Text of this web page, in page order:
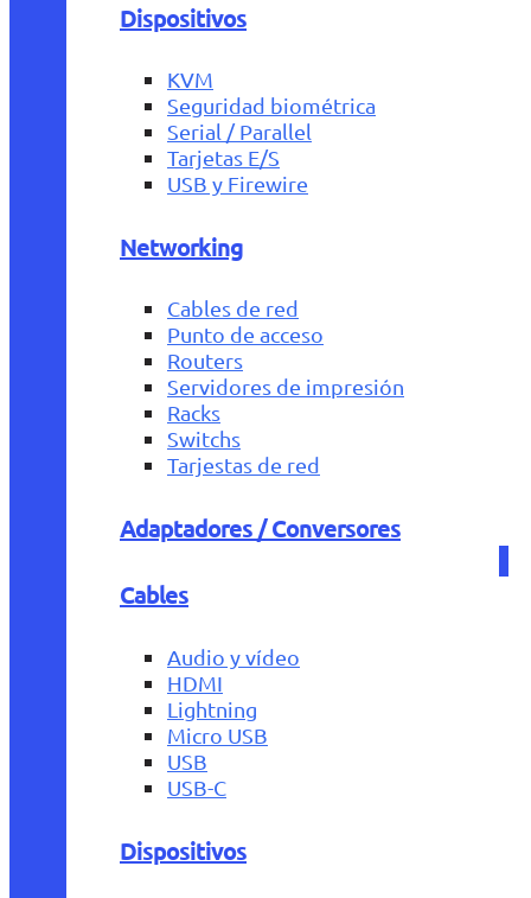
Dispositivos
KVM
Seguridad biométrica
Serial / Parallel
Tarjetas E/S
USB y Firewire
Networking
Cables de red
Punto de acceso
Routers
Servidores de impresión
Racks
Switchs
Tarjestas de red
Adaptadores / Conversores
Cables
Audio y vídeo
HDMI
Lightning
Micro USB
USB
USB-C
Dispositivos